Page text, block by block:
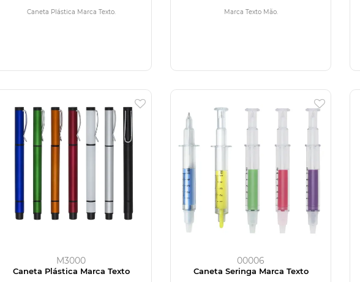
Caneta Plástica Marca Texto. Marca Texto Mão.
M3000
Caneta Plástica Marca Texto
00006
Caneta Seringa Marca Texto